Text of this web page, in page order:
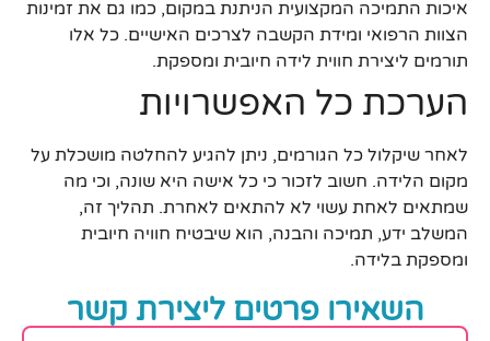
איכות התמיכה המקצועית הניתנת במקום, כמו גם את זמינות
הצוות הרפואי ומידת הקשבה לצרכים האישיים. כל אלו
תורמים ליצירת חווית לידה חיובית ומספקת.
הערכת כל האפשרויות
לאחר שיקלול כל הגורמים, ניתן להגיע להחלטה מושכלת על
מקום הלידה. חשוב לזכור כי כל אישה היא שונה, וכי מה
שמתאים לאחת עשוי לא להתאים לאחרת. תהליך זה,
המשלב ידע, תמיכה והבנה, הוא שיבטיח חוויה חיובית
ומספקת בלידה.
השאירו פרטים ליצירת קשר